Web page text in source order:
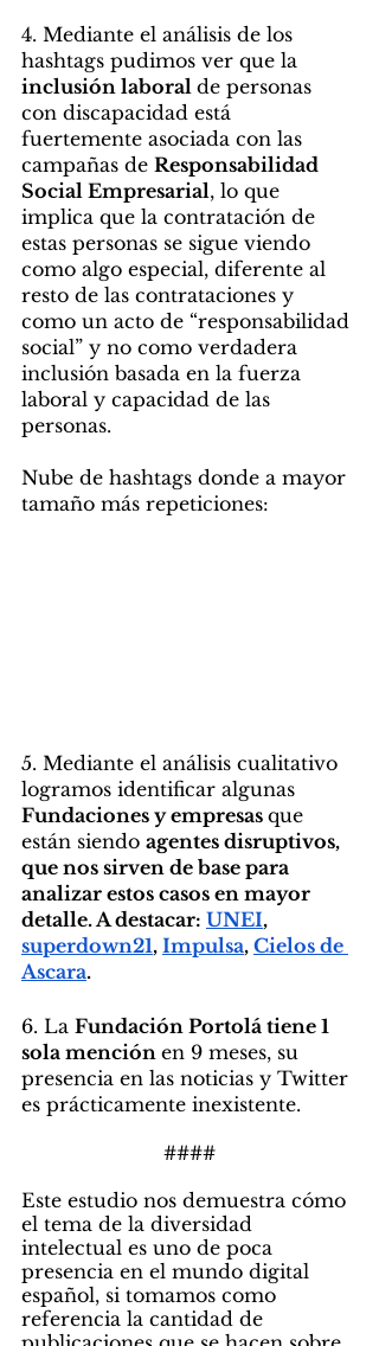
4. Mediante el análisis de los
hashtags pudimos ver que la
inclusión laboral de personas
con discapacidad está
fuertemente asociada con las
campañas de Responsabilidad
Social Empresarial, lo que
implica que la contratación de
estas personas se sigue viendo
como algo especial, diferente al
resto de las contrataciones y
como un acto de “responsabilidad
social” y no como verdadera
inclusión basada en la fuerza
laboral y capacidad de las
personas.
Nube de hashtags donde a mayor
tamaño más repeticiones:
5. Mediante el análisis cualitativo
logramos identificar algunas
Fundaciones y empresas que
están siendo agentes disruptivos,
que nos sirven de base para
analizar estos casos en mayor
detalle. A destacar: UNEI,
superdown21, Impulsa, Cielos de
Ascara.
6. La Fundación Portolá tiene 1
sola mención en 9 meses, su
presencia en las noticias y Twitter
es prácticamente inexistente.
####
Este estudio nos demuestra cómo
el tema de la diversidad
intelectual es uno de poca
presencia en el mundo digital
español, si tomamos como
referencia la cantidad de